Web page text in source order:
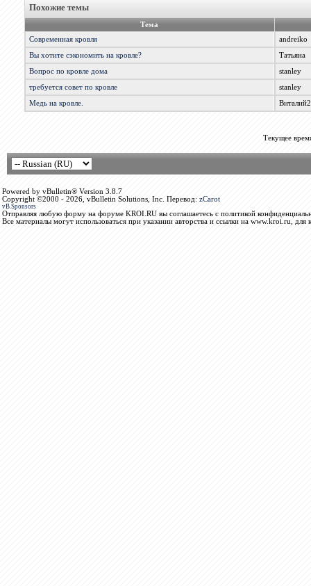
Похожие темы
Тема
Современная кровля
andreiko
Вы хотите сэкономить на кровле? Татьяна
Вопрос по кровле дома stanley
требуется совет по кровле stanley
Медь на кровле. Виталий2
Текущее
Powered by vBulletin® Version 3.8.7
Copyright ©2000 - 2026, vBulletin Solutions, Inc. Перевод: zCarot
vB.Sponsors
Отправляя любую форму на форуме KROI.RU вы соглашаетесь с политикой
Все материалы могут использоваться при указании авторства и ссылки на www.kroi.ru, для